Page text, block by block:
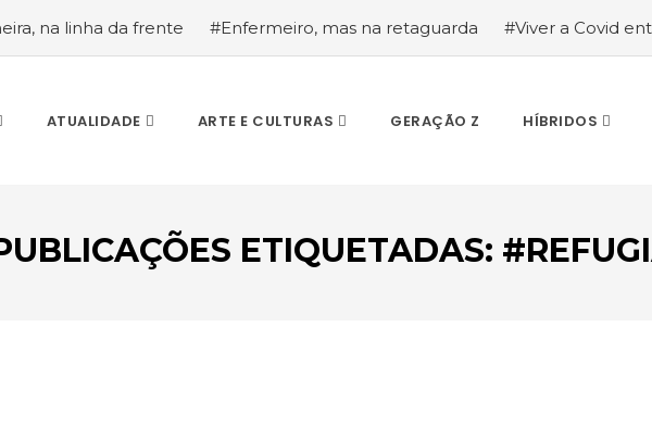
na linha da frente #Enfermeiro, mas na retaguarda #Viver a Covid
ATUALIDADE ARTE E CULTURAS GERAÇÃO Z HÍBRIDOS
ETIQUETADAS: